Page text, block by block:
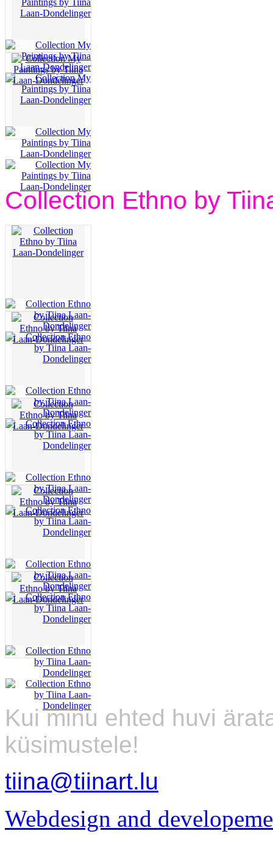
Collection Ethno by
Kui minu ehted huvi
küsimustele!
tiina@tiinart.lu
Webdesign and